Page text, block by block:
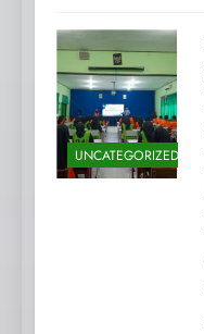
UNCATEGORIZED